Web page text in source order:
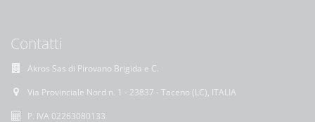
Contatti
Akros Sas di Pirovano Brigida e C.
Via Provinciale Nord n. 1 - 23837 - Taceno (LC), ITALIA
P. IVA 02263080133